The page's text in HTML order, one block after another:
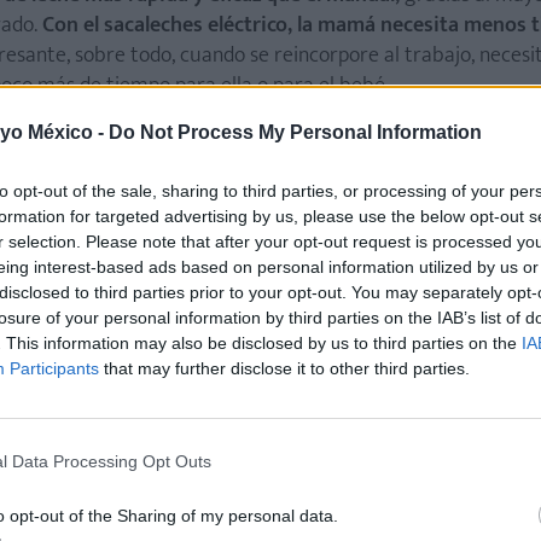
México - Do Not Process My Personal Information
opt-out of the sale, sharing to third parties, or processing of your
for targeted advertising by us, please use the below opt-out
selection. Please note that after your opt-out request is processed
interest-based ads based on personal information utilized by us
to third parties prior to your opt-out. You may separately
of your personal information by third parties on the IAB’s list of
This information may also be disclosed by us to third parties on the
Participants that may further disclose it to other third parties.
Data Processing Opt Outs
opt-out of the Sharing of my personal data.
Con el sacaleches eléctrico, la mamá necesita menos
sobre todo, cuando se reincorpore al trabajo,
más de tiempo para ella o para el bebé.
permiten extraer la leche de ambos pechos de forma
rápidos.
de utilizar.Simplemente, hay que montar las diferentes
Y ya está. Además,la mayoría de los sacaleches
que la mamá pueda elegir aquella que le resulte más
automática, sin esfuerzos,por lo que la mamá puede
con sus seres queridos. En cambio, con el sacacaleches
lo cual puede resultar más cansado. Además, al
la mamá aprenda a utilizar bien el sacaleches manual.
dos manos ocupadas:
le basta con una sola mano para
manual, la mamá necesitará también la otra mano para